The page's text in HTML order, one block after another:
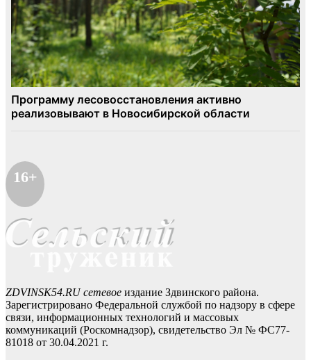
16+
ZDVINSK54.RU сетевое издание Здвинского района.
Зарегистрировано Федеральной службой по надзору в сфере
связи, информационных технологий и массовых
коммуникаций (Роскомнадзор), свидетельство Эл № ФС77-
81018 от 30.04.2021 г.